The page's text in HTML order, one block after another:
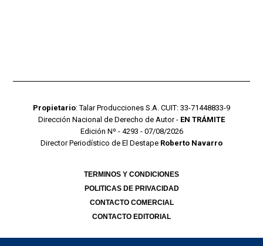
Propietario: Talar Producciones S.A. CUIT: 33-71448833-9
Dirección Nacional de Derecho de Autor - EN TRÁMITE
Edición Nº - 4293 - 07/08/2026
Director Periodístico de El Destape Roberto Navarro
TERMINOS Y CONDICIONES
POLITICAS DE PRIVACIDAD
CONTACTO COMERCIAL
CONTACTO EDITORIAL